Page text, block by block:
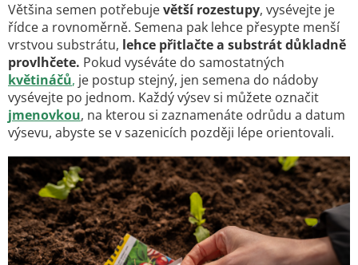
Většina semen potřebujevětší rozestupy, vysévejte je
řídce a rovnoměrně. Semena pak lehce přesypte menší
vrstvou substrátu, lehce přitlačte a substrát důkladně
provlhčete. Pokud vyséváte do samostatných
květináčů, je postup stejný, jen semena do nádoby
vysévejte po jednom. Každý výsev si můžete označit
jmenovkou, na kterou si zaznamenáte odrůdu a datum
výsevu, abyste se v sazenicích později lépe orientovali.